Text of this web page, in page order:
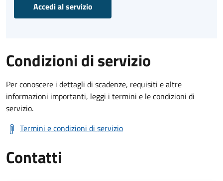
Accedi al servizio
Condizioni di servizio
Per conoscere i dettagli di scadenze, requisiti e altre
informazioni importanti, leggi i termini e le condizioni di
servizio.
Termini e condizioni di servizio
Contatti